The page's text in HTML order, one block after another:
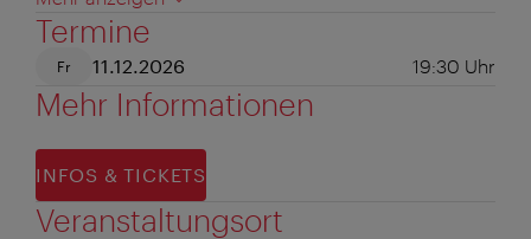
Termine
Fr 11.12.2026 19:30 Uhr
Mehr Informationen
INFOS & TICKETS
Veranstaltungsort